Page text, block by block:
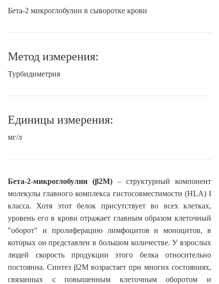
Бета-2 микроглобулин в сыворотке крови
Метод измерения:
Турбидиметрия
Единицы измерения:
мг/л
Бета-2-микроглобулин (β2M) – структурный компонент
молекулы главного комплекса гистосовместимости (HLA) I
класса. Хотя этот белок присутствует во всех клетках,
уровень его в крови отражает главным образом клеточный
"оборот" и пролиферацию лимфоцитов и моноцитов, в
которых он представлен в большом количестве. У взрослых
людей скорость продукции этого белка относительно
постоянна. Синтез β2M возрастает при многих состояниях,
связанных с повышенным клеточным оборотом и